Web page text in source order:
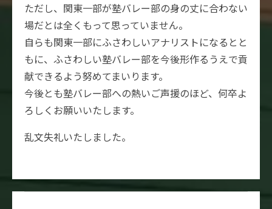
ただし、関東一部が塾バレー部の身の丈に合わない
場だとは全くもって思っていません。
自らも関東一部にふさわしいアナリストになるとと
もに、ふさわしい塾バレー部を今後形作るうえで貢
献できるよう努めてまいります。
今後とも塾バレー部への熱いご声援のほど、何卒よ
ろしくお願いいたします。
乱文失礼いたしました。